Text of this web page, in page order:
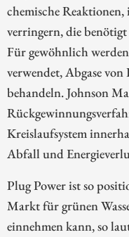
chemische Reaktionen,
verringern, die
Für gewöhnlich
verwendet, Abgase
behandeln. Johnson
Kreislaufsystem
Abfall und
Plug Power ist so
Markt für grünen
einnehmen kann, so